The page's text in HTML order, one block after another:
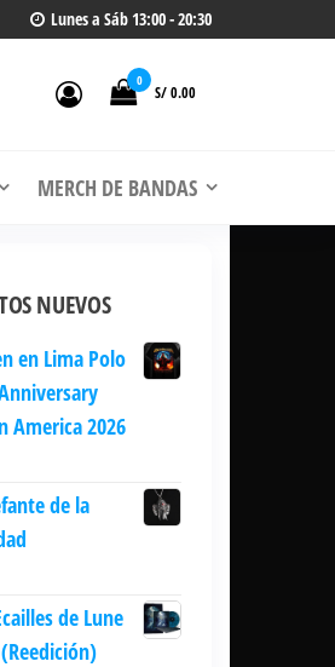
Lunes a Sáb 13:00 - 20:30
0
S/ 0.00
MERCH DE BANDAS
NUEVOS
en Lima Polo
America 2026
de la
de Lune